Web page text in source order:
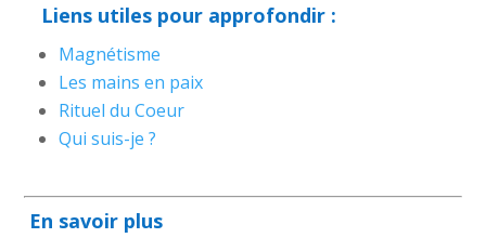
Liens utiles pour approfondir :
Magnétisme
Les mains en paix
Rituel du Coeur
Qui suis-je ?
En savoir plus